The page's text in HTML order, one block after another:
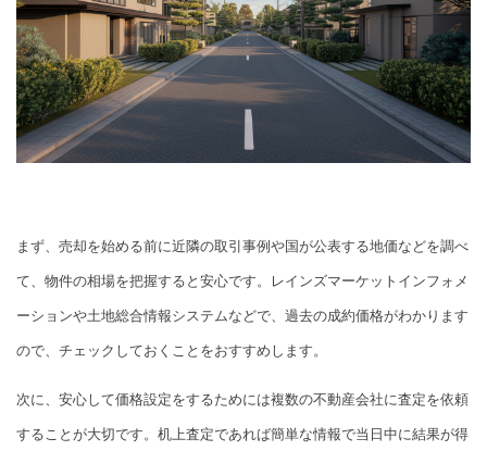
まず、売却を始める前に近隣の取引事例や国が公表する地価などを調べ
て、物件の相場を把握すると安心です。レインズマーケットインフォメ
ーションや土地総合情報システムなどで、過去の成約価格がわかります
ので、チェックしておくことをおすすめします。
次に、安心して価格設定をするためには複数の不動産会社に査定を依頼
することが大切です。机上査定であれば簡単な情報で当日中に結果が得